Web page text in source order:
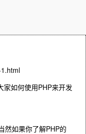
家如何使用PHP来开发
然如果你了解PHP的